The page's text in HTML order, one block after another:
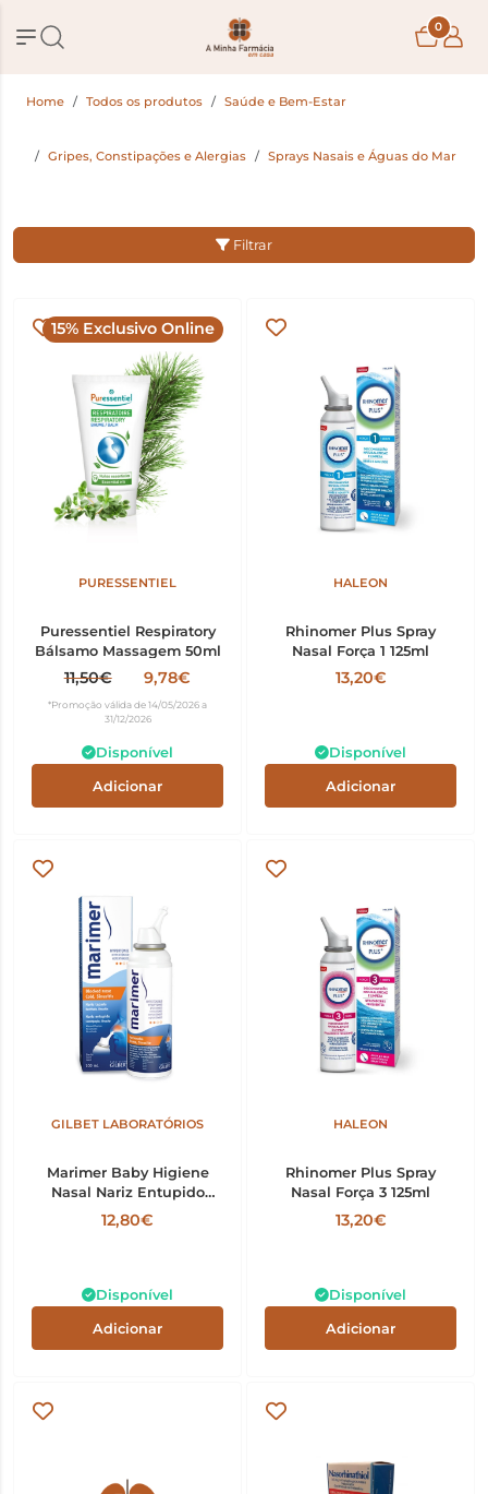
0
Home Todos os produtos Saúde e Bem-Estar
Gripes, Constipações e Alergias Sprays Nasais e Águas do Mar
Filtrar
15% Exclusivo Online
PURESSENTIEL
Puressentiel Respiratory
Bálsamo Massagem 50ml
11,50€ 9,78€
*Promoção válida de 14/05/2026 a
31/12/2026
Disponível
Adicionar
HALEON
Rhinomer Plus Spray
Nasal Força 1 125ml
13,20€
Disponível
Adicionar
GILBET LABORATÓRIOS
Marimer Baby Higiene
Nasal Nariz Entupido
Spray Hipertónico 100ml
12,80€
Disponível
Adicionar
HALEON
Rhinomer Plus Spray
Nasal Força 3 125ml
13,20€
Disponível
Adicionar